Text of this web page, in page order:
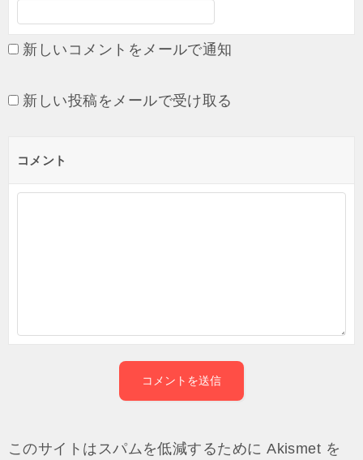
新しいコメントをメールで通知
新しい投稿をメールで受け取る
コメント
このサイトはスパムを低減するために Akismet を